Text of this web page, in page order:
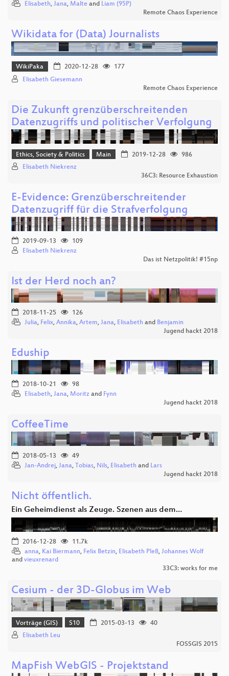
Elisabeth, Jana, Malte and Liam (95P)
Remote Chaos Experience
Wikidata for (Data) Journalists
WikiPaka 2020-12-28
177
Elisabeth Giesemann
Remote Chaos Experience
Die Zukunft grenzüberschreitenden
Datenzugriffs und politischer Verfolgung
Ethics, Society & Politics Main 2019-12-28
986
Elisabeth Niekrenz
36C3: Resource Exhaustion
E-Evidence: Grenzüberschreitender
Datenzugriff für die Strafverfolgung
2019-09-13
109
Elisabeth Niekrenz
Das ist Netzpolitik! #15np
Ist der Herd noch an?
2018-11-25
126
Julia, Felix, Annika, Artem, Jana, Elisabeth and Benjamin
Jugend hackt 2018
Eduship
2018-10-21
98
Elisabeth, Jana, Moritz and Fynn
Jugend hackt 2018
CoffeeTime
2018-05-13
49
Jan-Andrej, Jana, Tobias, Nils, Elisabeth and Lars
Jugend hackt 2018
Nicht öffentlich.
Ein Geheimdienst als Zeuge. Szenen aus dem…
2016-12-28
11.7k
anna, Kai Biermann, Felix Betzin, Elisabeth Pleß, Johannes Wolf
and vieuxrenard
33C3: works for me
Cesium - der 3D-Globus im Web
Vorträge (GIS) S10 2015-03-13
40
Elisabeth Leu
FOSSGIS 2015
MapFish WebGIS - Projektstand